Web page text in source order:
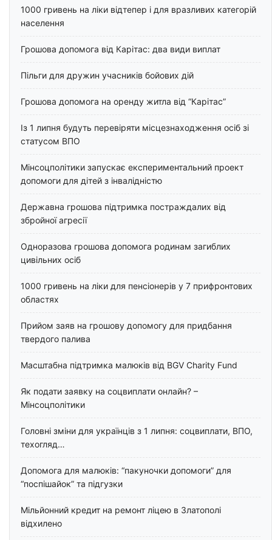
1000 гривень на ліки відтепер і для вразливих категорій
населення
Грошова допомога від Карітас: два види виплат
Пільги для дружин учасників бойових дій
Грошова допомога на оренду житла від “Карітас”
Із 1 липня будуть перевіряти місцезнаходження осіб зі
статусом ВПО
Мінсоцполітики запускає експериментальний проект
допомоги для дітей з інвалідністю
Державна грошова підтримка постраждалих від
збройної агресії
Одноразова грошова допомога родинам загиблих
цивільних осіб
1000 гривень на ліки для пенсіонерів у 7 прифронтових
областях
Прийом заяв на грошову допомогу для придбання
твердого палива
Масштабна підтримка малюків від BGV Charity Fund
Як подати заявку на соцвиплати онлайн? –
Мінсоцполітики
Головні зміни для українців з 1 липня: соцвиплати, ВПО,
техогляд…
Допомога для малюків: “пакуночки допомоги” для
“поспішайок” та підгузки
Мільйонний кредит на ремонт ліцею в Златополі
відхилено